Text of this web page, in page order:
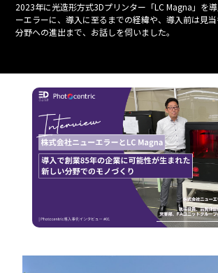
2023年に光造形方式3Dプリンター「LC Magna」を
ーエラーに、導入に至るまでの経緯や、導入前は見
分野への進出まで、お話しを伺いました。